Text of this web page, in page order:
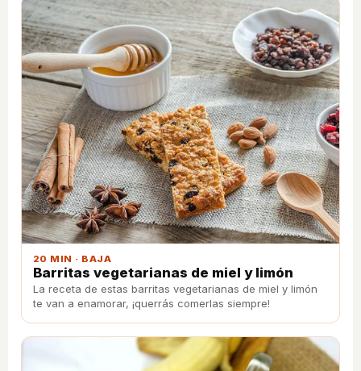
20 MIN · BAJA
Barritas vegetarianas de miel y limón
La receta de estas barritas vegetarianas de miel y limón
te van a enamorar, ¡querrás comerlas siempre!